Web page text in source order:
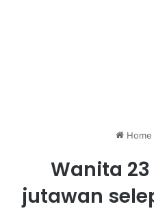
Home
Wanita
jutawan